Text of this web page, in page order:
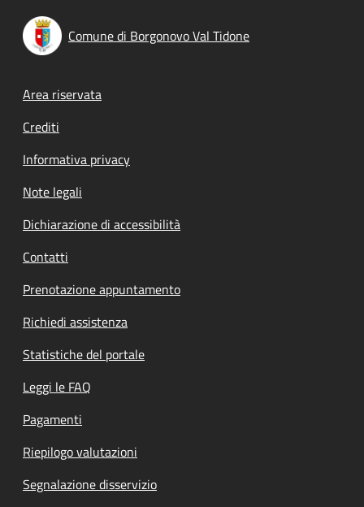
Comune di Borgonovo Val Tidone
Footer menu
Area riservata
Crediti
Informativa privacy
Note legali
Dichiarazione di accessibilità
Contatti
Prenotazione appuntamento
Richiedi assistenza
Statistiche del portale
Leggi le FAQ
Pagamenti
Riepilogo valutazioni
Segnalazione disservizio